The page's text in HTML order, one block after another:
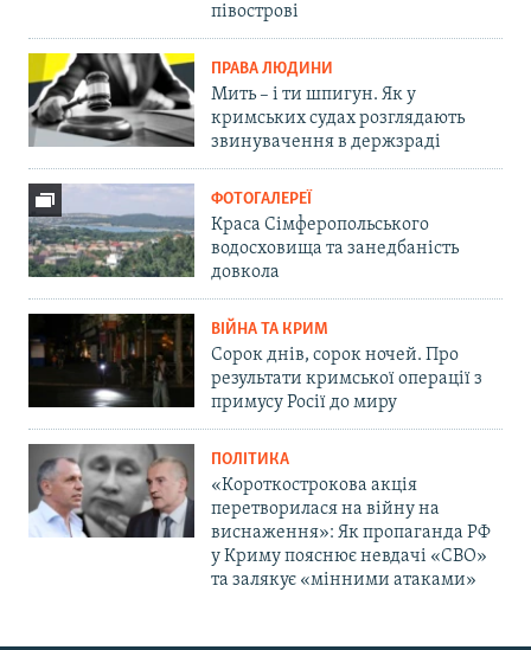
півострові
ПРАВА ЛЮДИНИ
Мить – і ти шпигун. Як у
кримських судах розглядають
звинувачення в держзраді
ФОТОГАЛЕРЕЇ
Краса Сімферопольського
водосховища та занедбаність
довкола
ВІЙНА ТА КРИМ
Сорок днів, сорок ночей. Про
результати кримської операції з
примусу Росії до миру
ПОЛІТИКА
«Короткострокова акція
перетворилася на війну на
виснаження»: Як пропаганда РФ
у Криму пояснює невдачі «СВО»
та залякує «мінними атаками»